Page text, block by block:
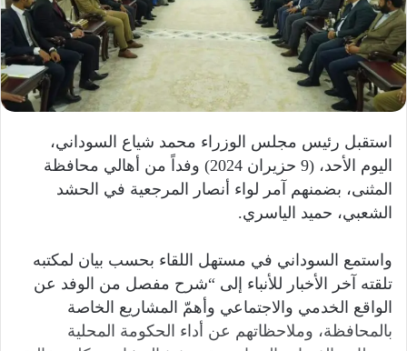
استقبل رئيس مجلس الوزراء محمد شياع السوداني،
اليوم الأحد، (9 حزيران 2024) وفداً من أهالي محافظة
المثنى، بضمنهم آمر لواء أنصار المرجعية في الحشد
الشعبي، حميد الياسري.
واستمع السوداني في مستهل اللقاء بحسب بيان لمكتبه
تلقته آخر الأخبار للأنباء إلى “شرح مفصل من الوفد عن
الواقع الخدمي والاجتماعي وأهمّ المشاريع الخاصة
بالمحافظة، وملاحظاتهم عن أداء الحكومة المحلية